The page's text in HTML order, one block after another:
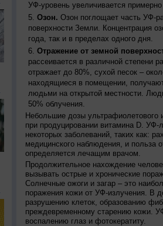
УФ-уровень увеличивается
Озон. Озон поглощает часть УФ-
поверхности Земли. Концентрация
года, так и в пределах одного дня.
Отражение от земной
рассеивается в различной степени
отражает до 80%, сухой песок –
находящиеся в помещении,
людьми на открытой местности.
50% облучения.
Небольшие дозы ультрафиолетового
при продуцировании витамина D.
некоторых заболеваний, таких как:
медицинского наблюдения, и польза
определяется лечащим врачом.
Продолжительное нахождение
вызывать острые и хронические
Солнечные ожоги и загар – это
поражения кожи от УФ-излучения. В
разрушению клеток, образованию
преждевременному старению кожи.
воспалению глаз и фотокератиту.